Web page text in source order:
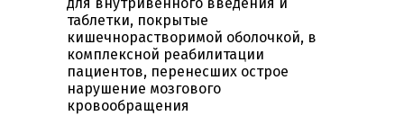
для внутривенного введения и
таблетки, покрытые
кишечнорастворимой оболочкой, в
комплексной реабилитации
пациентов, перенесших острое
нарушение мозгового
кровообращения